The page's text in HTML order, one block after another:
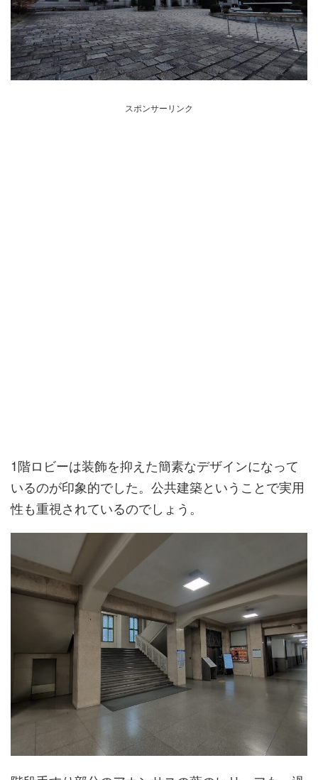
スポンサーリンク
1階ロビーは装飾を抑えた簡素なデザインになって
いるのが印象的でした。公共建築ということで実用
性も重視されているのでしょう。